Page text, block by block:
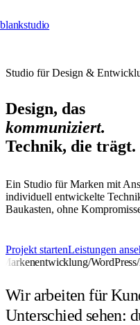
blankstudio
Studio für Design &
Design, das
kommuniziert.
Technik, die trägt.
Ein Studio für Marken mit
individuell entwickelte
Baukasten, ohne
Projekt startenLeistungen
/WordPress/
Wir arbeiten für
Unterschied sehen: